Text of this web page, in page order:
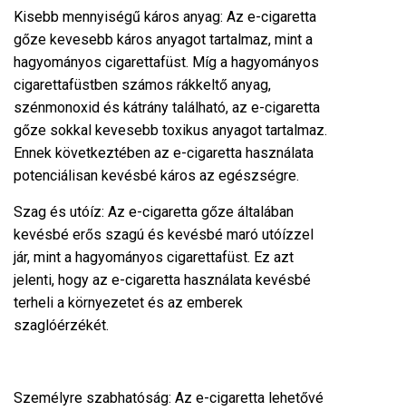
Kisebb mennyiségű káros anyag: Az e-cigaretta
gőze kevesebb káros anyagot tartalmaz, mint a
hagyományos cigarettafüst. Míg a hagyományos
cigarettafüstben számos rákkeltő anyag,
szénmonoxid és kátrány található, az e-cigaretta
gőze sokkal kevesebb toxikus anyagot tartalmaz.
Ennek következtében az e-cigaretta használata
potenciálisan kevésbé káros az egészségre.
Szag és utóíz: Az e-cigaretta gőze általában
kevésbé erős szagú és kevésbé maró utóízzel
jár, mint a hagyományos cigarettafüst. Ez azt
jelenti, hogy az e-cigaretta használata kevésbé
terheli a környezetet és az emberek
szaglóérzékét.
Személyre szabhatóság: Az e-cigaretta lehetővé